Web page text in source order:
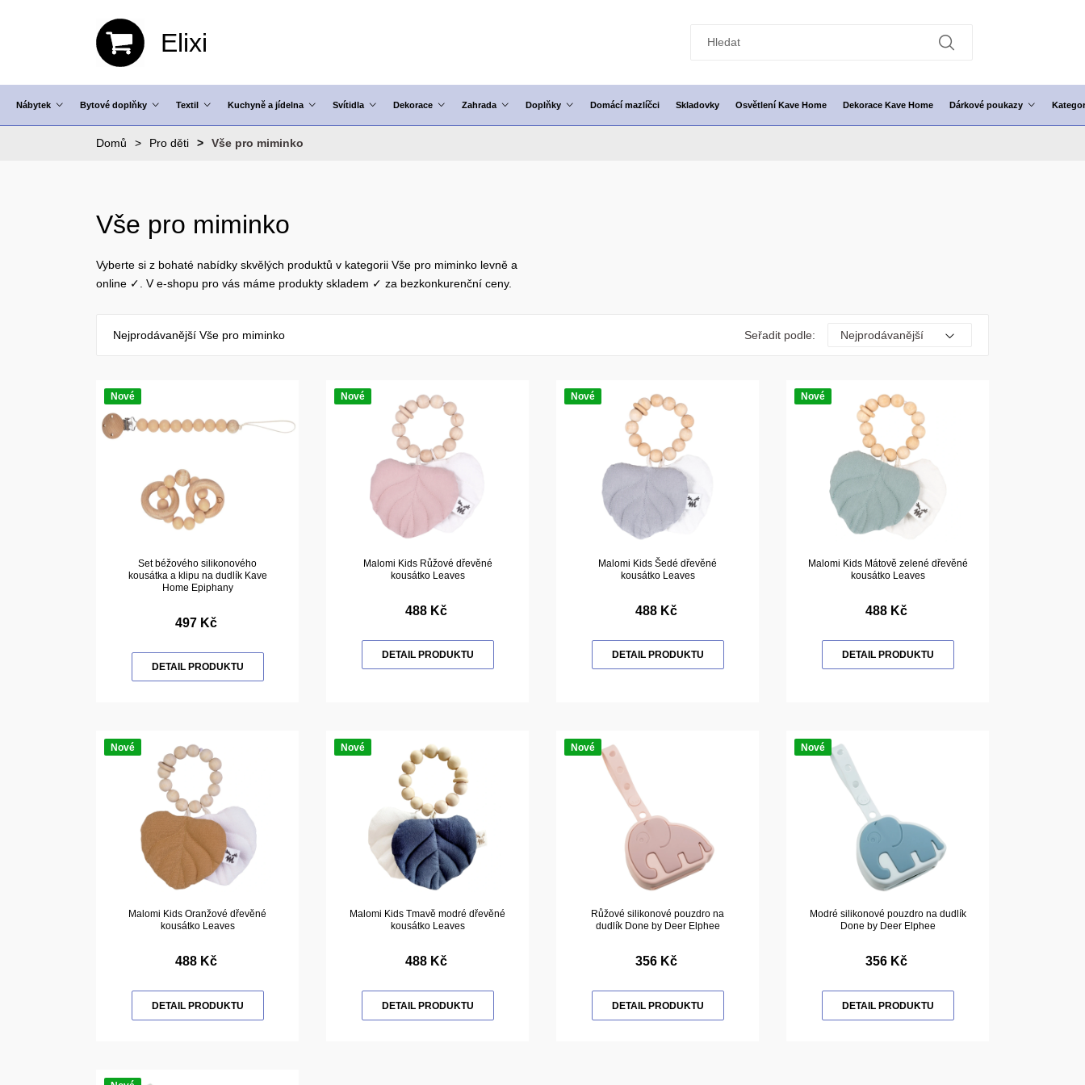
Elixi
Nábytek Bytové doplňky Textil Kuchyně a jídelna Svítidla Dekorace Zahrada Doplňky Domácí mazlíčci Skladovky Osvětlení Kave Home Dekorace Kave Home Dárkové poukazy
Domů Pro děti Vše pro miminko
Vše pro miminko
Vyberte si z bohaté nabídky skvělých produktů v kategorii Vše pro miminko levně a
online ✓. V e-shopu pro vás máme produkty skladem ✓ za bezkonkurenční ceny.
Nejprodávanější Vše pro miminko Seřadit podle:
Nové
Set béžového silikonového
kousátka a klipu na dudlík Kave
Home Epiphany
497 Kč
DETAIL PRODUKTU
Nové
Malomi Kids Růžové dřevěné
kousátko Leaves
488 Kč
DETAIL PRODUKTU
Nové
Malomi Kids Šedé dřevěné
kousátko Leaves
488 Kč
DETAIL PRODUKTU
Nové
Malomi Kids Mátově zelené dřevěné
kousátko Leaves
488 Kč
DETAIL PRODUKTU
Nové
Malomi Kids Oranžové dřevěné
kousátko Leaves
488 Kč
DETAIL PRODUKTU
Nové
Malomi Kids Tmavě modré dřevěné
kousátko Leaves
488 Kč
DETAIL PRODUKTU
Nové
Růžové silikonové pouzdro na
dudlík Done by Deer Elphee
356 Kč
DETAIL PRODUKTU
Nové
Modré silikonové pouzdro na dudlík
Done by Deer Elphee
356 Kč
DETAIL PRODUKTU